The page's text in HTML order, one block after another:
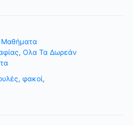
, Ολα Τα Δωρεάν
, φακοί,